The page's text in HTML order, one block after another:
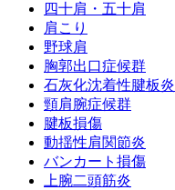
四十肩・五十肩
肩こり
野球肩
胸郭出口症候群
石灰化沈着性腱板炎
頸肩腕症候群
腱板損傷
動揺性肩関節炎
バンカート損傷
上腕二頭筋炎